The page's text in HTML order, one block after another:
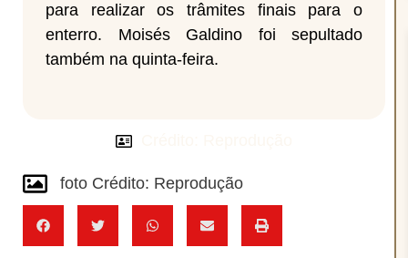
para realizar os trâmites finais para o
enterro. Moisés Galdino foi sepultado
também na quinta-feira.
foto Crédito: Reprodução